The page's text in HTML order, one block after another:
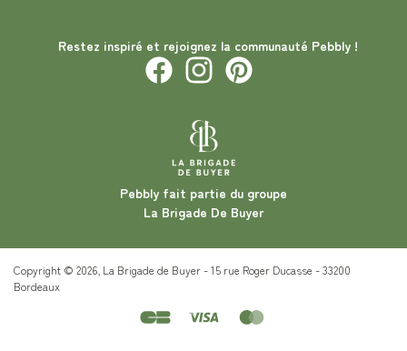
Pebbly fait partie du groupe
La Brigade De Buyer
Restez inspiré et rejoignez la communauté Pebbly !
Copyright © 2026, La Brigade de Buyer - 15 rue Roger Ducasse - 33200
Bordeaux